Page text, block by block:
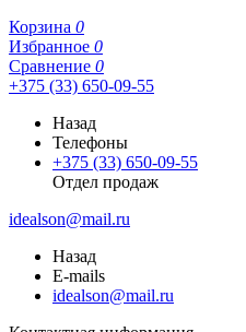
Корзина 0
Избранное 0
Сравнение 0
+375 (33) 650-09-55
Назад
Телефоны
+375 (33) 650-09-55
Отдел продаж
idealson@mail.ru
Назад
E-mails
idealson@mail.ru